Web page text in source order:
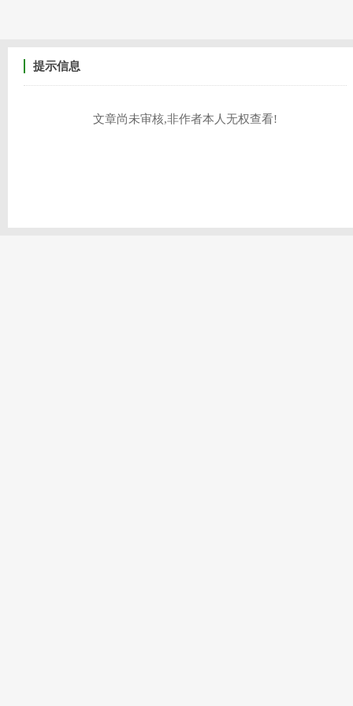
提示信息
文章尚未审核,非作者本人无权查看!